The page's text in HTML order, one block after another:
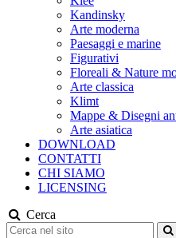
Kandinsky
Arte moderna
Paesaggi e marine
Figurativi
Floreali & Nature
Arte classica
Klimt
Mappe & Disegni
Arte asiatica
DOWNLOAD
CONTATTI
CHI SIAMO
LICENSING
Cerca